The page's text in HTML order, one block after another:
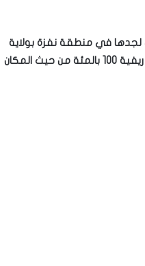
في منطقة نفزة بولاية
باجة، الى مشروع اقامة ريفية اطلقت عليه اسم اقامة “جنان مصطفى” بأجواء ريفية 100 بالمئة من حيث المكان